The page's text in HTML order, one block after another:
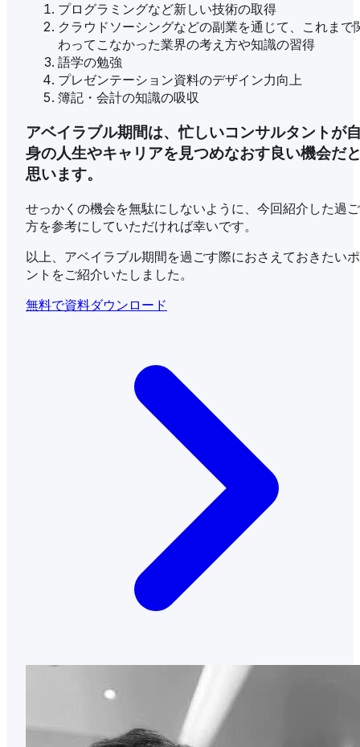
プログラミングなど新しい技術の取得
クラウドソーシングなどの副業を通じて、これまで
わってこなかった業界の考え方や知識の習得
語学の勉強
プレゼンテーション資料のデザイン力向上
簿記・会計の知識の吸収
アベイラブル期間は、忙しいコンサルタントが
身の人生やキャリアを見つめなおす良い機会だ
思います。
せっかくの機会を無駄にしないように、今回紹介した過
方を参考にしていただければ幸いです。
以上、アベイラブル期間を過ごす際におさえておきたい
ントをご紹介いたしました。
無料で資料ダウンロード